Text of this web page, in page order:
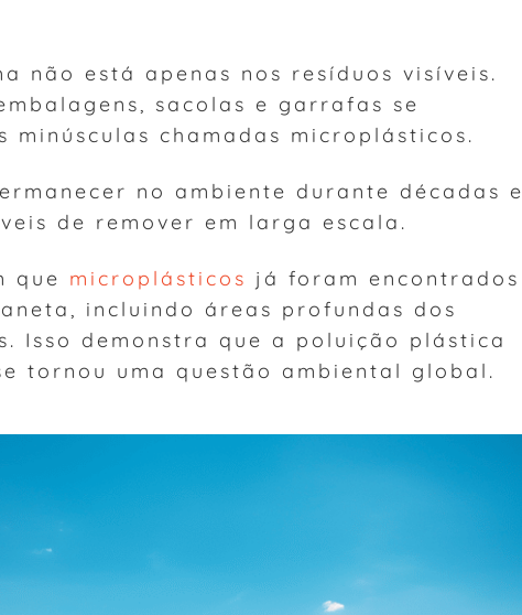
não está apenas nos resíduos visíveis.
sacolas e garrafas se
chamadas microplásticos.
no ambiente durante décadas e
de remover em larga escala.
que microplásticos já foram encontrados
incluindo áreas profundas dos
Isso demonstra que a poluição plástica
tornou uma questão ambiental global.